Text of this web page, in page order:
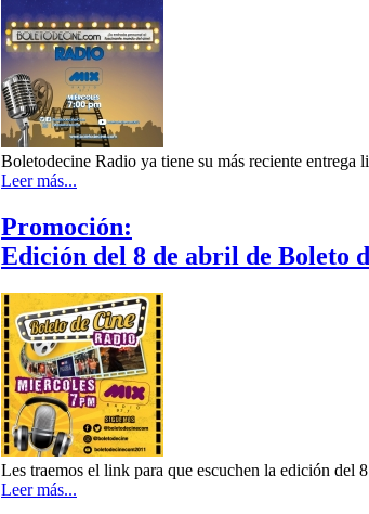
Boletodecine Radio ya tiene su más reciente entrega
Leer más...
Promoción:
Edición del 8 de abril de Boleto
Les traemos el link para que escuchen la edición del
Leer más...